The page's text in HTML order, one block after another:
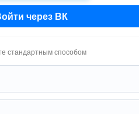
через ВК
стандартным способом